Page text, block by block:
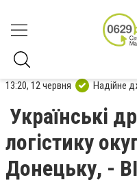
13:20, 12 червня Надійне
Українські
логістику
Донецьку, -